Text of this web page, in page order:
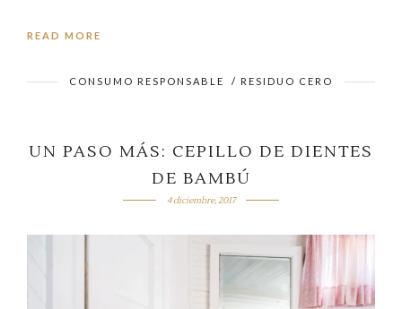
READ MORE
CONSUMO RESPONSABLE / RESIDUO CERO
UN PASO MÁS: CEPILLO DE DIENTES
DE BAMBÚ
4 diciembre, 2017